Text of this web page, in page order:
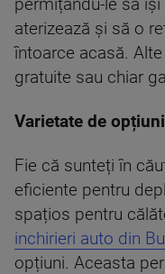
permițându-le să
aterizează și să o
întoarce acasă.
gratuite sau chiar
Varietate de opțiuni
Fie că sunteți în
eficiente pentru
spațios pentru
inchirieri auto din
opțiuni. Aceasta